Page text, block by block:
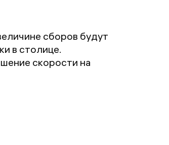
сборов будут
в столице.
скорости на